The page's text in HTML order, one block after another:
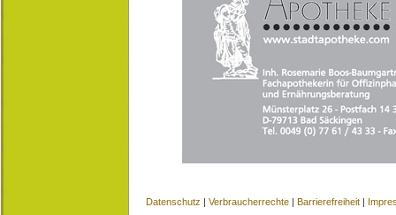
Datenschutz | Verbraucherrechte | Barrierefreiheit |